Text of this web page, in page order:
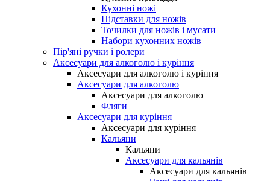
Кухонні ножі
Підставки для ножів
Точилки для ножів і мусати
Набори кухонних ножів
Пір'яні ручки і ролери
Аксесуари для алкоголю і куріння
Аксесуари для алкоголю і куріння
Аксесуари для алкоголю
Аксесуари для алкоголю
Фляги
Аксесуари для куріння
Аксесуари для куріння
Кальяни
Кальяни
Аксесуари для кальянів
Аксесуари для кальянів